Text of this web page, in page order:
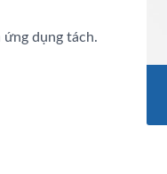
ứng dụng tách.